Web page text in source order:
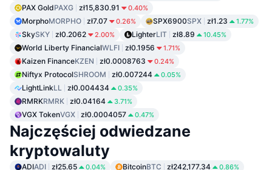
PAX GoldPAXG zł15,830.91 0.40%
MorphoMORPHO zł7.07 0.26% SPX6900SPX zł1.23 1.77%
SkySKY zł0.2062 2.00% LighterLIT zł8.89 10.45%
World Liberty FinancialWLFI zł0.1956 1.71%
Kaizen FinanceKZEN zł0.0008763 0.24%
Niftyx ProtocolSHROOM zł0.007244 0.05%
LightLinkLL zł0.004434 0.35%
RMRKRMRK zł0.04164 3.71%
VGX TokenVGX zł0.0004057 0.47%
Najczęściej odwiedzane
kryptowaluty
ADIADI zł25.65 0.04% BitcoinBTC zł242,177.34 0.86%